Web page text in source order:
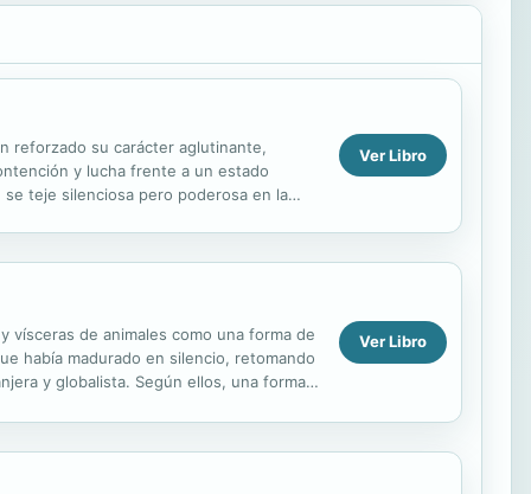
reforzado su carácter aglutinante,
y lucha frente a un estado
teje silenciosa pero poderosa en la
Ver Libro
vísceras de animales como una forma de
había madurado en silencio, retomando
y globalista. Según ellos, una forma
Ver Libro